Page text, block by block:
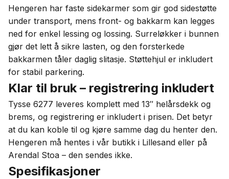
Hengeren har faste sidekarmer som gir god sidestøtte
under transport, mens front- og bakkarm kan legges
ned for enkel lessing og lossing. Surreløkker i bunnen
gjør det lett å sikre lasten, og den forsterkede
bakkarmen tåler daglig slitasje. Støttehjul er inkludert
for stabil parkering.
Klar til bruk – registrering inkludert
Tysse 6277 leveres komplett med 13″ helårsdekk og
brems, og registrering er inkludert i prisen. Det betyr
at du kan koble til og kjøre samme dag du henter den.
Hengeren må hentes i vår butikk i Lillesand eller på
Arendal Stoa – den sendes ikke.
Spesifikasjoner